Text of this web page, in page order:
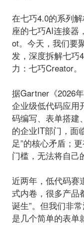
在七巧4.0的系列
座的七巧AI连接器 ，
ot。今天，我们
发，深度拆解七巧
力： 七巧Creator。
据Gartner《2026
企业级低代码应用
码编写、表单搭建
的企业IT部门，面
足”的核心矛盾；
门槛，无法将自己
近两年，低代码赛
式内卷，很多产品
诞生”。但我们非
是几个简单的表单